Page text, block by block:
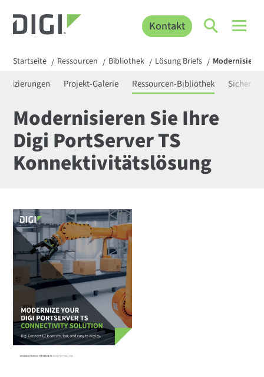
Kontakt
Startseite / Ressourcen / Bibliothek / Lösung Briefs /
Projekt-Galerie Ressourcen-Bibliothek
Modernisieren Sie Ihre
Digi PortServer TS
Konnektivitätslösung